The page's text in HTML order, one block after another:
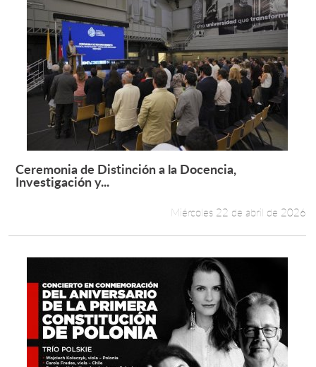
Leer más +
Ceremonia de Distinción a la Docencia,
Investigación y...
Miércoles 22 de abril de 2026